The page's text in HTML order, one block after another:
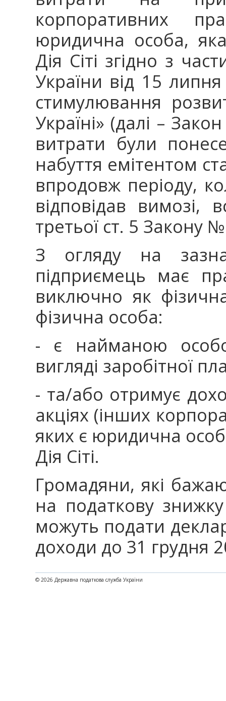
корпоративних
юридична особа,
Дія Сіті згідно з
України від 15
стимулювання
Україні» (далі –
витрати були
набуття емітентом
впродовж періоду,
відповідав вимозі,
третьої ст. 5 Закону
З огляду на
підприємець має
виключно як
фізична особа:
- є найманою
вигляді заробітної
- та/або отримує
акціях (інших
яких є юридична
Дія Сіті.
Громадяни, які
на податкову
можуть подати
доходи до 31 грудня
© 2026 Державна податкова служба України